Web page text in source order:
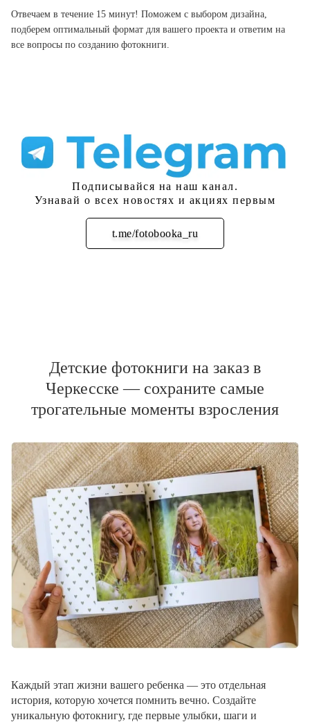
Отвечаем в течение 15 минут! Поможем с выбором дизайна,
подберем оптимальный формат для вашего проекта и ответим на
все вопросы по созданию фотокниги.
Подписывайся на наш канал.
Узнавай о всех новостях и акциях первым
t.me/fotobooka_ru
Подписаться
Детские фотокниги на заказ в
Черкесске — сохраните самые
трогательные моменты взросления
Каждый этап жизни вашего ребенка — это отдельная
история, которую хочется помнить вечно. Создайте
уникальную фотокнигу, где первые улыбки, шаги и